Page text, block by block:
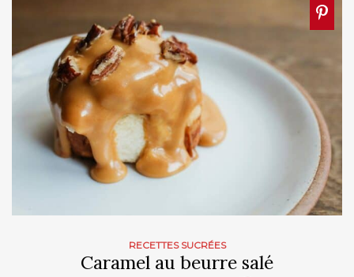
RECETTES SUCRÉES
Caramel au beurre salé